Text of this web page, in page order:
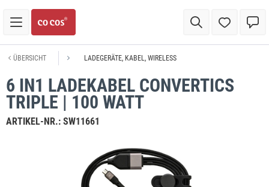
ÜBERSICHT LADEGERÄTE, KABEL, WIRELESS
6 IN1 LADEKABEL CONVERTICS
TRIPLE | 100 WATT
ARTIKEL-NR.: SW11661